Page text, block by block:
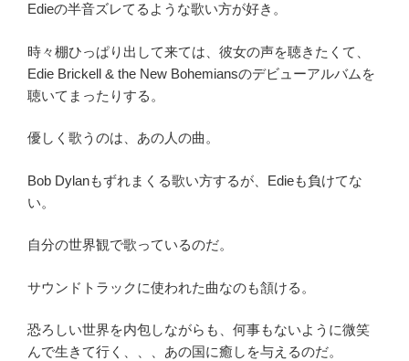
Edieの半音ズレてるような歌い方が好き。
時々棚ひっぱり出して来ては、彼女の声を聴きたくて、
Edie Brickell & the New Bohemiansのデビューアルバムを
聴いてまったりする。
優しく歌うのは、あの人の曲。
Bob Dylanもずれまくる歌い方するが、Edieも負けてな
い。
自分の世界観で歌っているのだ。
サウンドトラックに使われた曲なのも頷ける。
恐ろしい世界を内包しながらも、何事もないように微笑
んで生きて行く、、、あの国に癒しを与えるのだ。